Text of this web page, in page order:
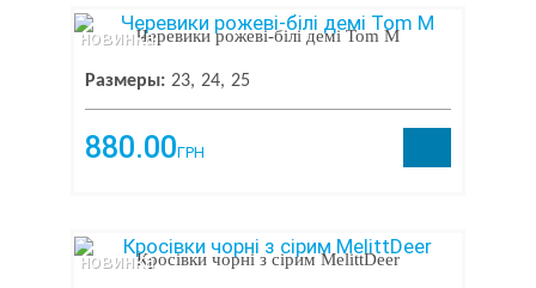
Черевики рожеві-білі демі Tom M
Размеры: 23 24 25
880.00ГРН
новинка
Кросівки чорні з сірим MelittDeer
новинка